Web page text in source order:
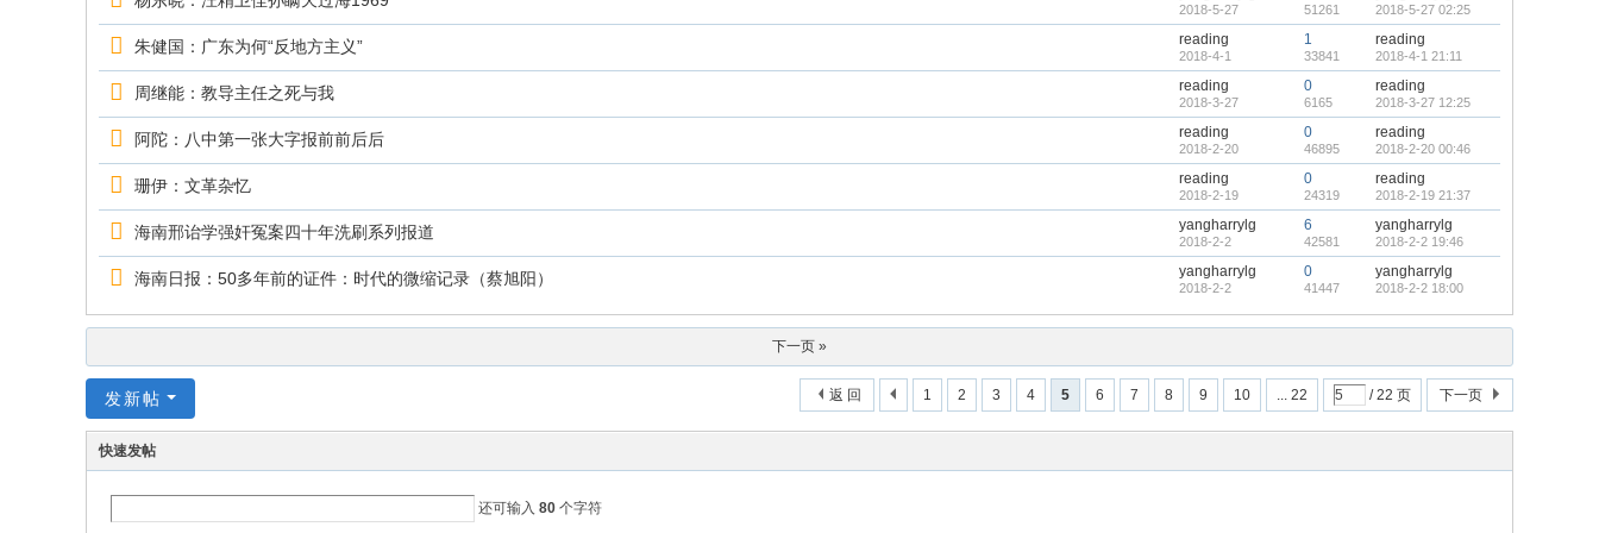
2018-5-27 51261 2018-5-27 02:25
朱健国：广东为何“反地方主义” reading
2018-4-1
1
33841
reading
2018-4-1 21:11
周继能：教导主任之死与我 reading
2018-3-27
0
6165
reading
2018-3-27 12:25
阿陀：八中第一张大字报前前后后 reading
2018-2-20
0
46895
reading
2018-2-20 00:46
珊伊：文革杂忆 reading
2018-2-19
0
24319
reading
2018-2-19 21:37
海南邢诒学强奸冤案四十年洗刷系列报道 yangharrylg
2018-2-2
6
42581
yangharrylg
2018-2-2 19:46
海南日报：50多年前的证件：时代的微缩记录（蔡旭阳） yangharrylg
2018-2-2
0
41447
yangharrylg
2018-2-2 18:00
下一页 »
1 2 3 4 5 6 7 8 9 10 ... 22 / 22 页 下一页
返 回
发新帖
快速发帖
还可输入 80 个字符